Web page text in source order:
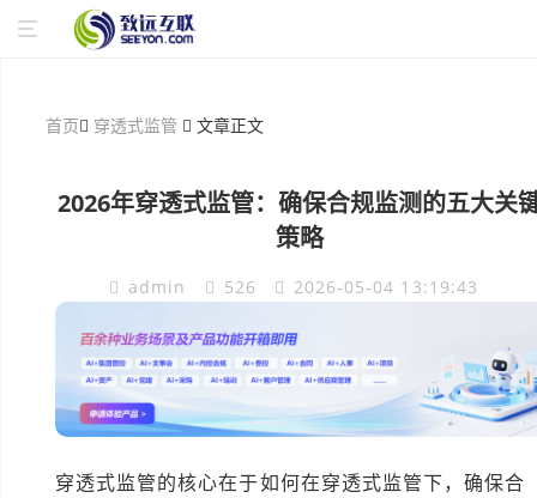
首页 穿透式监管 文章正文
2026年穿透式监管：确保合规监测的五大关
策略
admin 526 2026-05-04 13:19:43
穿透式监管的核心在于如何在穿透式监管下，确保合